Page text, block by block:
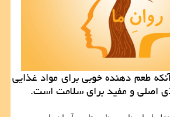
طعم دهنده خوبی برای مواد غذایی
اصلی و مفید برای سلامت است.